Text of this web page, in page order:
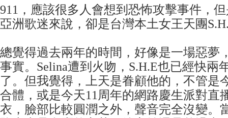
911，應該很多人會想到恐怖攻擊事件，
亞洲歌迷來說，卻是台灣本土女王天團
總覺得過去兩年的時間，好像是一場惡夢
事實。Selina遭到火吻，S.H.E也已經快兩
了。但我覺得，上天是眷顧他的，不管是
合體，或是今天11周年的網路慶生派對直
衣，臉部比較圓潤之外，聲音完全沒變。